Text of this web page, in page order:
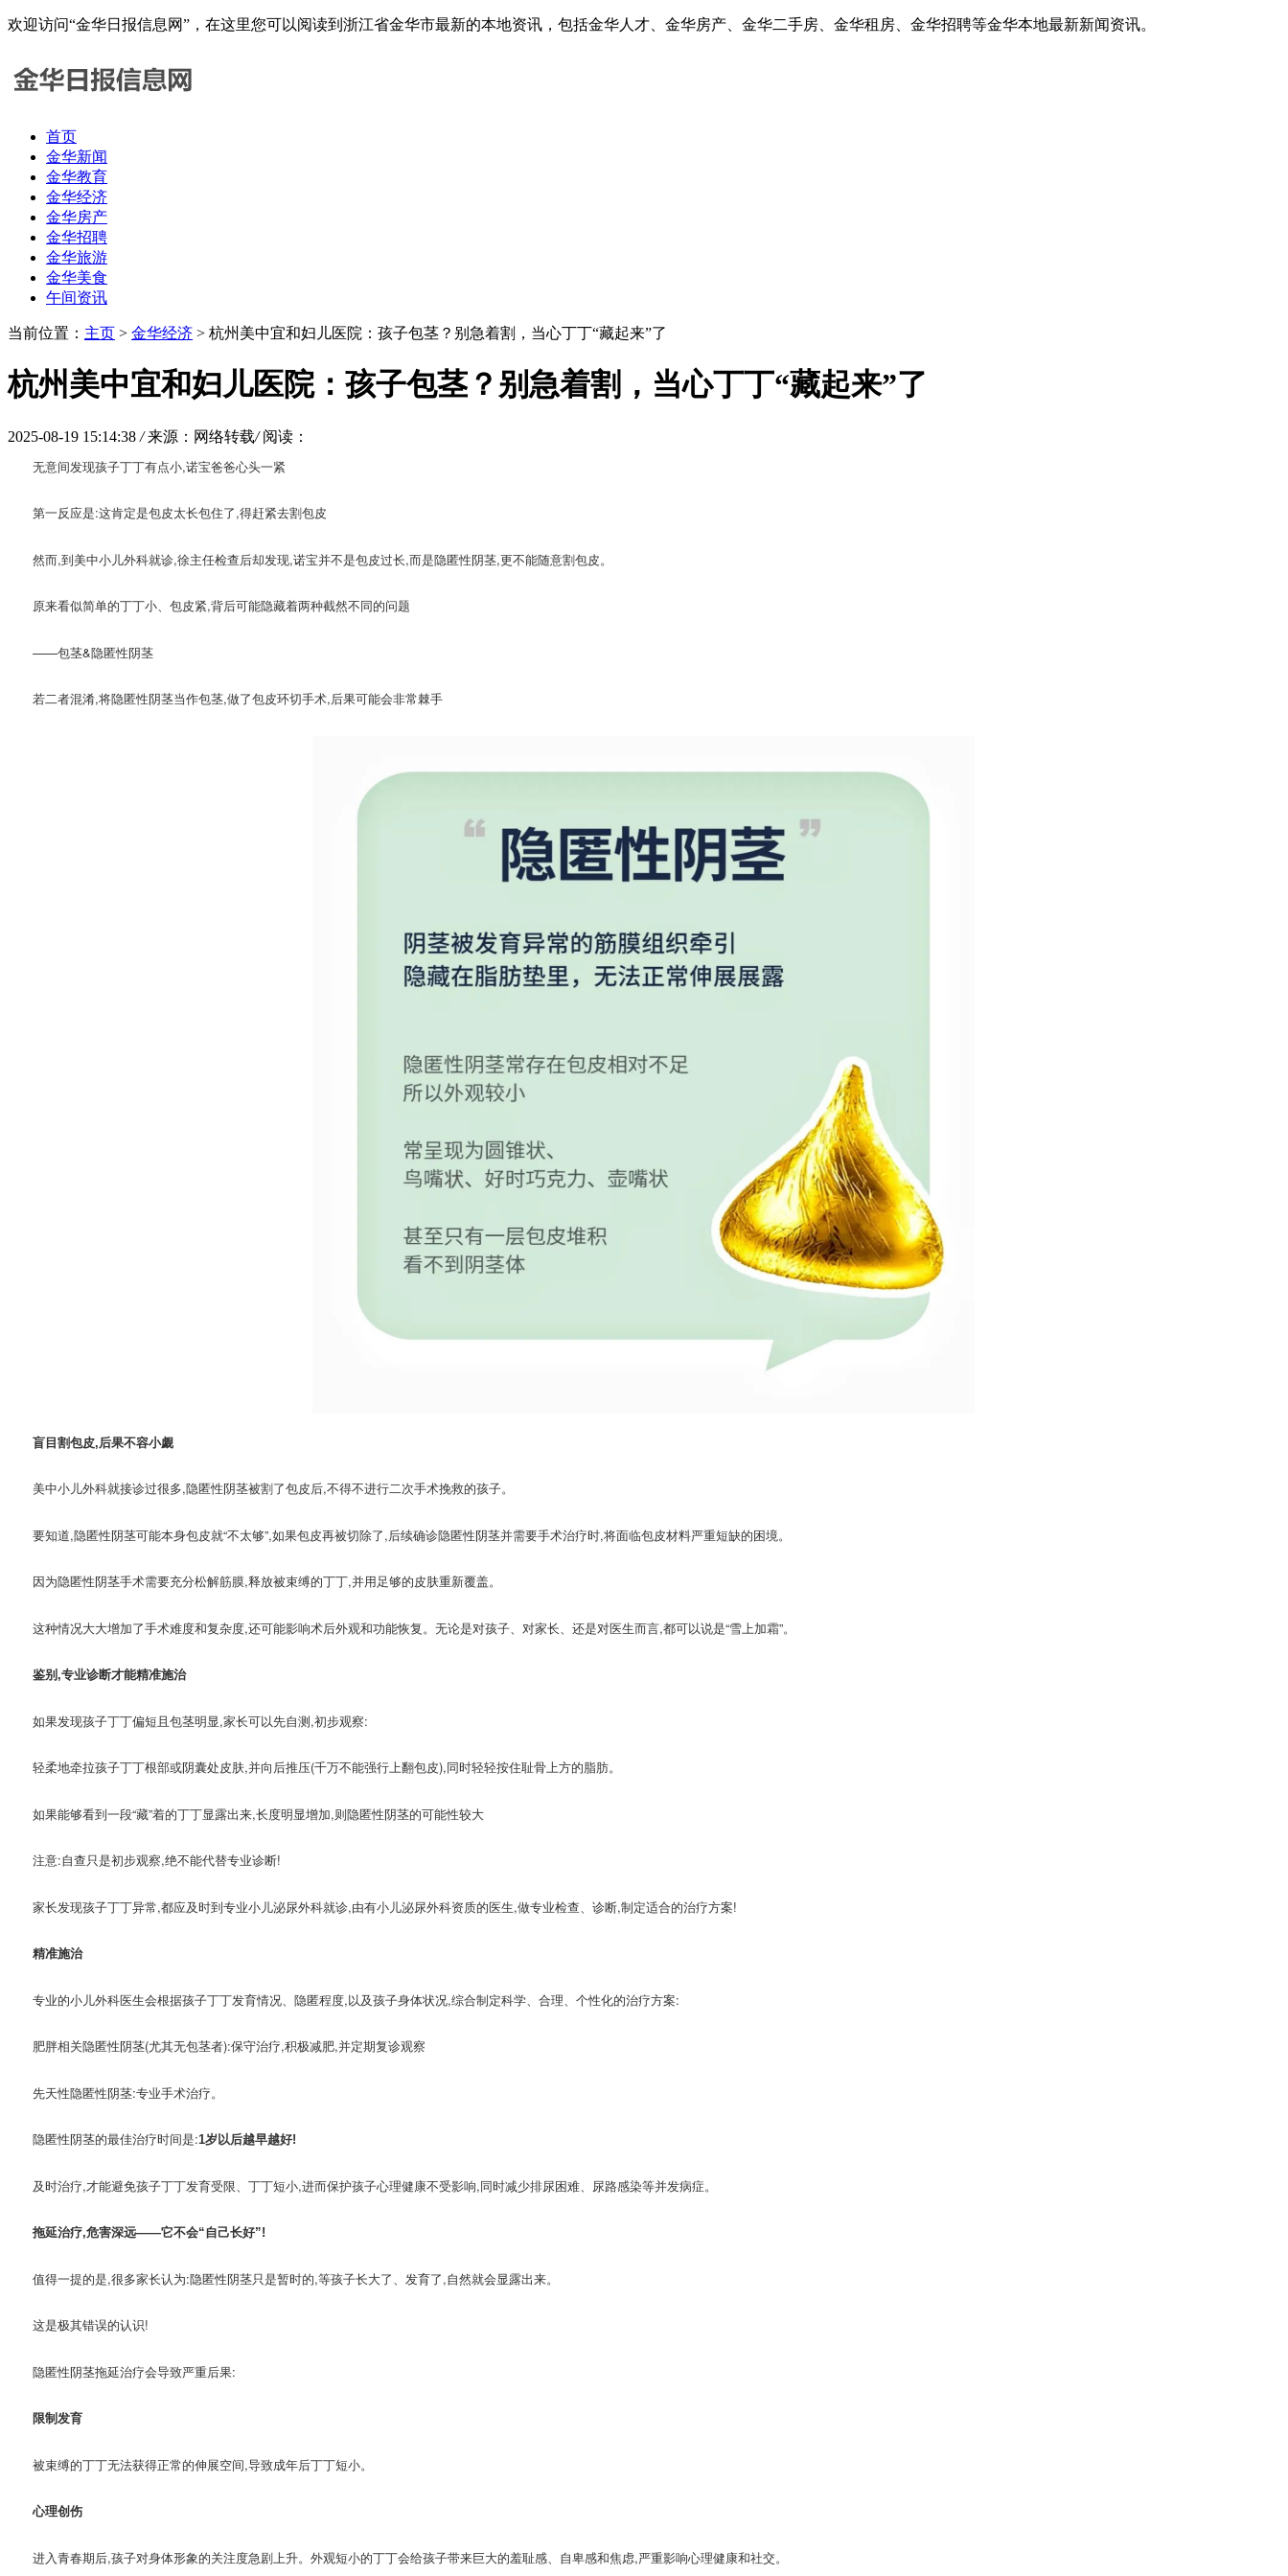
欢迎访问“金华日报信息网”，在这里您可以阅读到浙江省金华市最新的本地资讯，包括金华人才、金华房产、金华二手房、金华租房、金华招聘等金华本地最新新闻资讯。
首页
金华新闻
金华教育
金华经济
金华房产
金华招聘
金华旅游
金华美食
午间资讯
当前位置： 主页 > 金华经济 > 杭州美中宜和妇儿医院：孩子包茎？别急着割，当心丁丁“藏起来”了
杭州美中宜和妇儿医院：孩子包茎？别急着割，当心丁丁“藏起来”了
2025-08-19 15:14:38 / 来源：网络转载/ 阅读：
无意间发现孩子丁丁有点小,诺宝爸爸心头一紧
第一反应是:这肯定是包皮太长包住了,得赶紧去割包皮
然而,到美中小儿外科就诊,徐主任检查后却发现,诺宝并不是包皮过长,而是隐匿性阴茎,更不能随意割包皮。
原来看似简单的丁丁小、包皮紧,背后可能隐藏着两种截然不同的问题
——包茎&隐匿性阴茎
若二者混淆,将隐匿性阴茎当作包茎,做了包皮环切手术,后果可能会非常棘手
盲目割包皮,后果不容小觑
美中小儿外科就接诊过很多,隐匿性阴茎被割了包皮后,不得不进行二次手术挽救的孩子。
要知道,隐匿性阴茎可能本身包皮就“不太够”,如果包皮再被切除了,后续确诊隐匿性阴茎并需要手术治疗时,将面临包皮材料严重短缺的困境。
因为隐匿性阴茎手术需要充分松解筋膜,释放被束缚的丁丁,并用足够的皮肤重新覆盖。
这种情况大大增加了手术难度和复杂度,还可能影响术后外观和功能恢复。无论是对孩子、对家长、还是对医生而言,都可以说是“雪上加霜”。
鉴别,专业诊断才能精准施治
如果发现孩子丁丁偏短且包茎明显,家长可以先自测,初步观察:
轻柔地牵拉孩子丁丁根部或阴囊处皮肤,并向后推压(千万不能强行上翻包皮),同时轻轻按住耻骨上方的脂肪。
如果能够看到一段“藏”着的丁丁显露出来,长度明显增加,则隐匿性阴茎的可能性较大
注意:自查只是初步观察,绝不能代替专业诊断!
家长发现孩子丁丁异常,都应及时到专业小儿泌尿外科就诊,由有小儿泌尿外科资质的医生,做专业检查、诊断,制定适合的治疗方案!
精准施治
专业的小儿外科医生会根据孩子丁丁发育情况、隐匿程度,以及孩子身体状况,综合制定科学、合理、个性化的治疗方案:
肥胖相关隐匿性阴茎(尤其无包茎者):保守治疗,积极减肥,并定期复诊观察
先天性隐匿性阴茎:专业手术治疗。
隐匿性阴茎的最佳治疗时间是:1岁以后越早越好!
及时治疗,才能避免孩子丁丁发育受限、丁丁短小,进而保护孩子心理健康不受影响,同时减少排尿困难、尿路感染等并发病症。
拖延治疗,危害深远——它不会“自己长好”!
值得一提的是,很多家长认为:隐匿性阴茎只是暂时的,等孩子长大了、发育了,自然就会显露出来。
这是极其错误的认识!
隐匿性阴茎拖延治疗会导致严重后果:
限制发育
被束缚的丁丁无法获得正常的伸展空间,导致成年后丁丁短小。
心理创伤
进入青春期后,孩子对身体形象的关注度急剧上升。外观短小的丁丁会给孩子带来巨大的羞耻感、自卑感和焦虑,严重影响心理健康和社交。